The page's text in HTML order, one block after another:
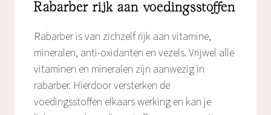
Rabarber rijk aan voedingsstoffen
Rabarber is van zichzelf rijk aan vitamine,
mineralen, anti-oxidanten en vezels. Vrijwel alle
vitaminen en mineralen zijn aanwezig in
rabarber. Hierdoor versterken de
voedingsstoffen elkaars werking en kan je